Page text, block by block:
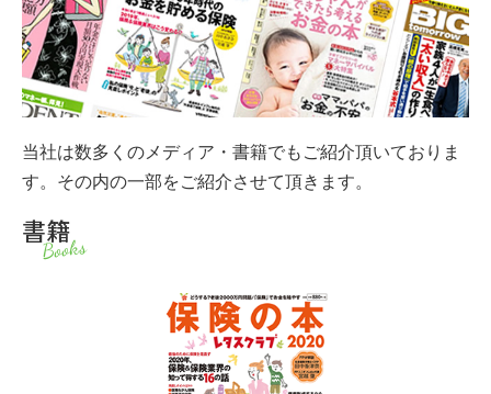
当社は数多くのメディア・書籍でもご紹介頂いておりま
す。その内の一部をご紹介させて頂きます。
書籍
Books